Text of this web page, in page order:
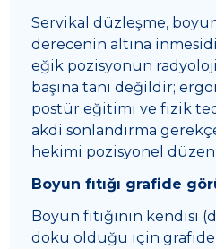
Servikal düzleşme,
derecenin altına
eğik pozisyonun
başına tanı değildir;
postür eğitimi ve fizik
akdi sonlandırma
hekimi pozisyonel
Boyun fıtığı grafide
Boyun fıtığının kendisi
doku olduğu için